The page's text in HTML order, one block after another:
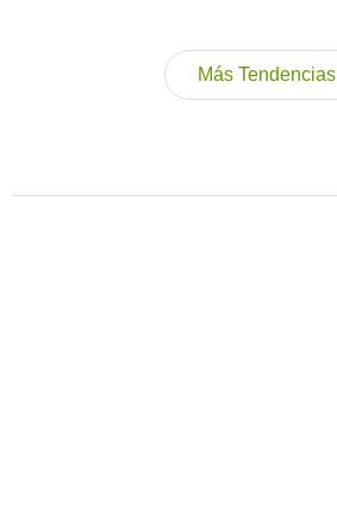
Más Tendencias